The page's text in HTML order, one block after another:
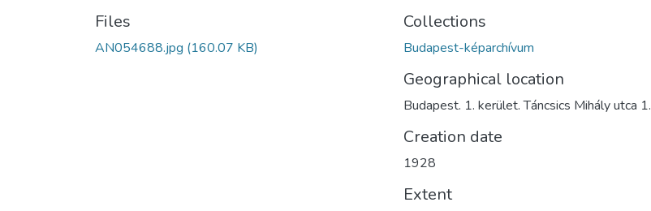
Files
AN054688.jpg (160.07 KB)
Collections
Budapest-képarchívum
Geographical location
Budapest. 1. kerület. Táncsics Mihály utca 1.
Creation date
1928
Extent